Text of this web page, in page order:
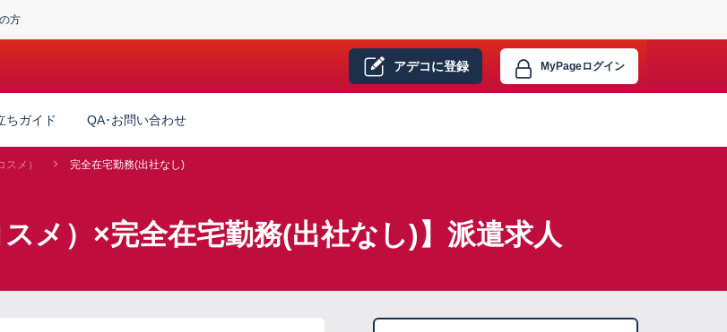
方
アデコに登録 MyPageログイン
ちガイド QA･お問い合わせ
メ） 完全在宅勤務(出社なし)
メ）×完全在宅勤務(出社なし)】派遣求人